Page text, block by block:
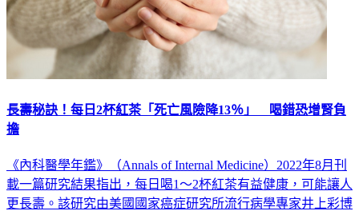
擔
載一篇研究結果指出，每日喝1～2杯紅茶有益健康，可能讓人
更長壽。該研究由美國國家癌症研究所流行病學專家井上彩博
士領導，針對英國近50萬名年齡介於40～69歲的人進行研究，